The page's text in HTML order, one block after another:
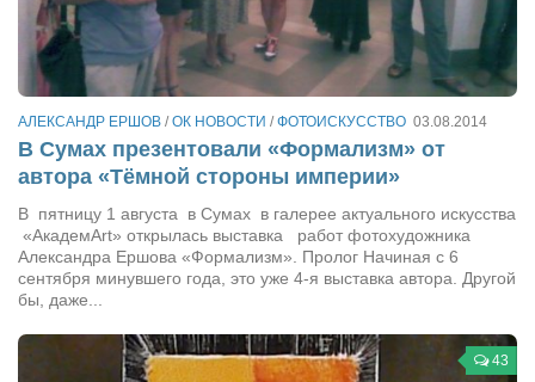
АЛЕКСАНДР ЕРШОВ /ОК НОВОСТИ /ФОТОИСКУССТВО 03.08.2014
В Сумах презентовали «Формализм» от
автора «Тёмной стороны империи»
В пятницу 1 августа в Сумах в галерее актуального искусства
«АкадемАrt» открылась выставка работ фотохудожника
Александра Ершова «Формализм». Пролог Начиная с 6
сентября минувшего года, это уже 4-я выставка автора. Другой
бы, даже...
43